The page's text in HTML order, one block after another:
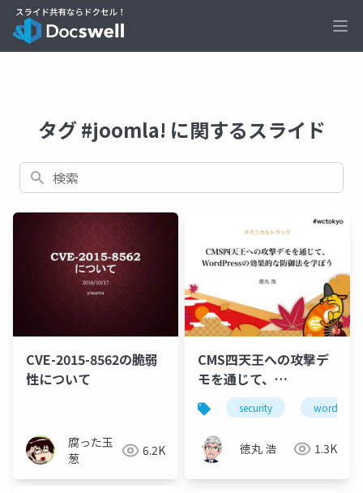
タグ #joomla! に関するスライド
検索
CVE-2015-8562の脆弱
性について
腐った玉
葱
6.2K
CMS四天王への攻撃デ
モを通じて、
WordPressの効果的な
防御法を学ぼう
security wordpress
徳丸 浩 1.3K